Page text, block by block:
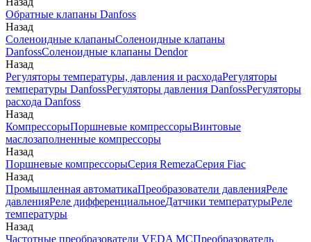
Обратные клапаны Danfoss
Назад
Соленоидные клапаныСоленоидные клапаны
DanfossСоленоидные клапаны Dendor
Назад
Регуляторы температуры, давления и расходаРегуляторы
температуры DanfossРегуляторы давления DanfossРегуляторы
расхода Danfoss
Назад
КомпрессорыПоршневые компрессорыВинтовые
маслозаполненные компрессоры
Назад
Поршневые компрессорыСерия RemezaСерия Fiac
Назад
Промышленная автоматикаПреобразователи давленияРеле
давленияРеле дифференциальноеДатчики температурыРеле
температуры
Назад
Частотные преобразователи VEDA MCПреобразователь